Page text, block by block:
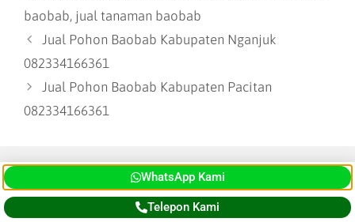
baobab, jual tanaman baobab
Jual Pohon Baobab Kabupaten Nganjuk
082334166361
Jual Pohon Baobab Kabupaten Pacitan
082334166361
HUBUNGI KAMI, BAPAK TAUFIK
WhatsApp Kami
Telepon Kami